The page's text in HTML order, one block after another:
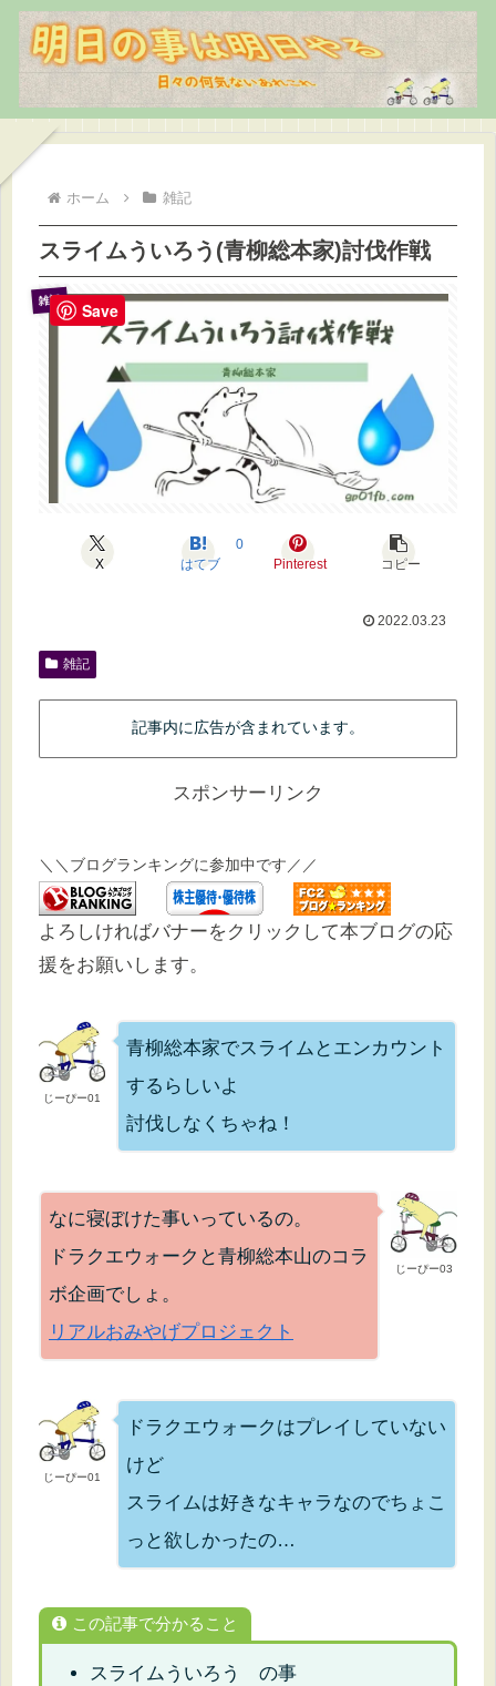
ホーム 雑記
スライムういろう(青柳総本家)討伐作戦
雑記
X はてブ
0
Pinterest
コピー
2022.03.23
雑記
記事内に広告が含まれています。
スポンサーリンク
＼＼ブログランキングに参加中です／／
よろしければバナーをクリックして本ブログの応
援をお願いします。
じーぴー01
青柳総本家でスライムとエンカウント
するらしいよ
討伐しなくちゃね！
じーぴー03
なに寝ぼけた事いっているの。
ドラクエウォークと青柳総本山のコラ
ボ企画でしょ。
リアルおみやげプロジェクト
じーぴー01
ドラクエウォークはプレイしていない
けど
スライムは好きなキャラなのでちょこ
っと欲しかったの…
この記事で分かること
スライムういろう の事
Save